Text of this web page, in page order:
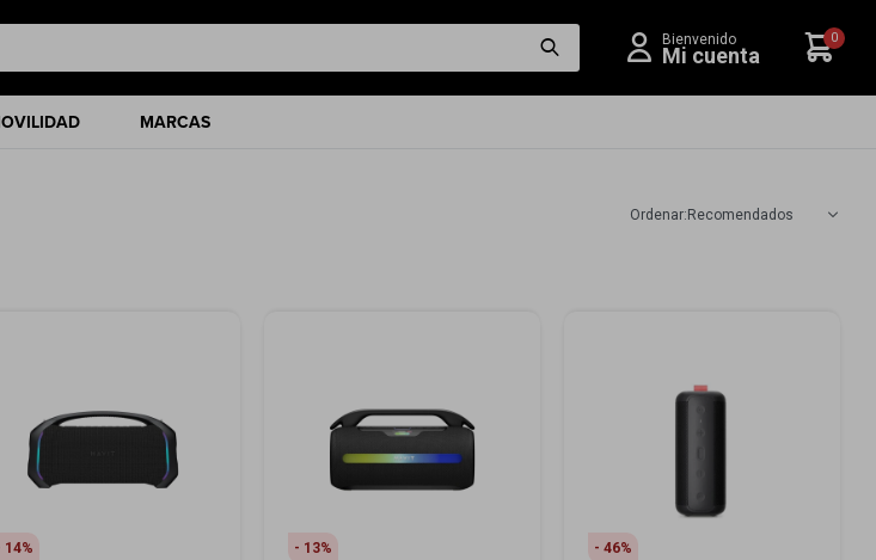
MARCAS
0
Recomendados
14 13 46